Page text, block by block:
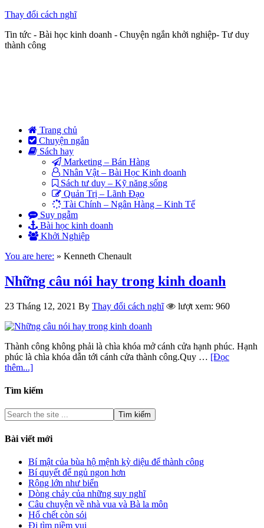
Thay đổi cách nghĩ
Tin tức - Bài học kinh doanh - Chuyện ngắn khởi nghiệp- Tư duy
thành công
Trang chủ
Chuyện ngắn
Sách hay
Marketing – Bán Hàng
Nhân Vật – Bài Học Kinh doanh
Sách tư duy – Kỹ năng sống
Quản Trị – Lãnh Đạo
Tài Chính – Ngân Hàng – Kinh Tế
Suy ngẫm
Bài học kinh doanh
Khởi Nghiệp
You are here: » Kenneth Chenault
Những câu nói hay trong kinh doanh
23 Tháng 12, 2021 By Thay đổi cách nghĩ lượt xem: 960
Thành công không phải là chìa khóa mở cánh cửa hạnh phúc. Hạnh
phúc là chìa khóa dẫn tới cánh cửa thành công.Quy … [Đọc
thêm...]
Tìm kiếm
Bài viết mới
Bí mật của bùa hộ mệnh kỳ diệu để thành công
Bí quyết để ngủ ngon hơn
Rộng lớn như biển
Dòng chảy của những suy nghĩ
Câu chuyện về nhà vua và Bà la môn
Hổ chết còn sói
Đi tìm niềm vui